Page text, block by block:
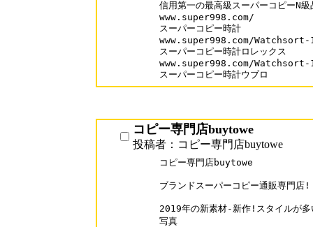
信用第一の最高級スーパーコピーN級
www.super998.com/
スーパーコピー時計
www.super998.com/
スーパーコピー時計ロレックス
www.super998.com/
スーパーコピー時計ウブロ
コピー専門店buytowe
投稿者：コピー専門店buytowe
コピー専門店buytowe
ブランドスーパーコピー通販専門店!
2019年の新素材-新作!スタイルが多
写真